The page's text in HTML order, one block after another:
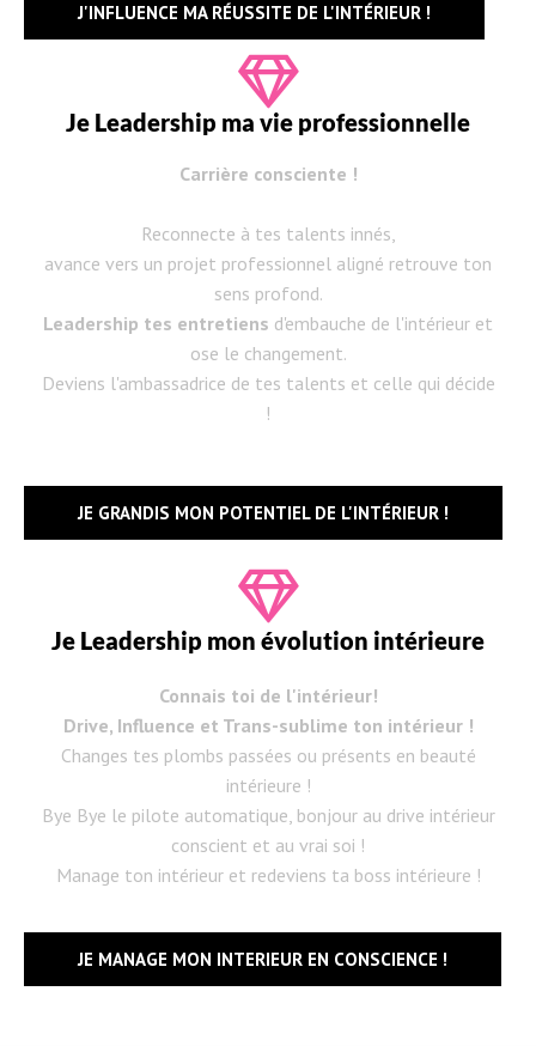
J'INFLUENCE MA RÉUSSITE DE L'INTÉRIEUR !
Je Leadership ma vie professionnelle
Carrière consciente !
Reconnecte à tes talents innés,
avance vers un projet professionnel aligné retrouve ton
sens profond.
Leadership tes entretiens d'embauche de l'intérieur et
ose le changement.
Deviens l'ambassadrice de tes talents et celle qui décide
!
JE GRANDIS MON POTENTIEL DE L'INTÉRIEUR !
Je Leadership mon évolution intérieure
Connais toi de l'intérieur!
Drive, Influence et Trans-sublime ton intérieur !
Changes tes plombs passées ou présents en beauté
intérieure !
Bye Bye le pilote automatique, bonjour au drive intérieur
conscient et au vrai soi !
Manage ton intérieur et redeviens ta boss intérieure !
JE MANAGE MON INTERIEUR EN CONSCIENCE !